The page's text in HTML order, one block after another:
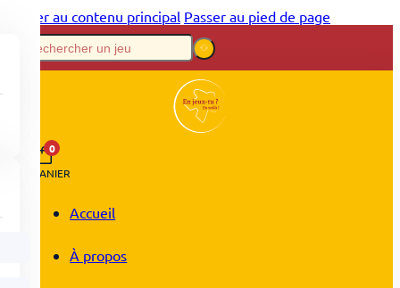
Passer au contenu principal Passer au pied de page
0
PANIER
Accueil
À propos